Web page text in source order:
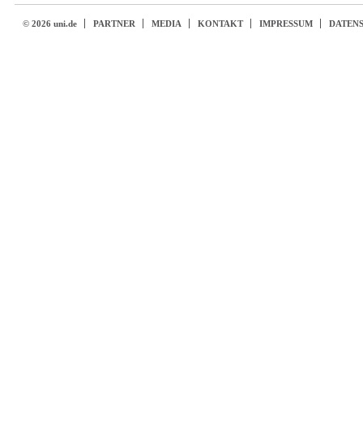
© 2026 uni.de PARTNER MEDIA KONTAKT IMPRESSUM